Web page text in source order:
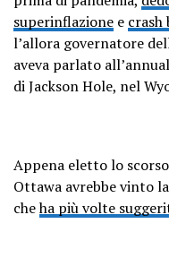
superinflazione e crash
l’allora governatore
aveva parlato
di Jackson Hole, nel
Appena eletto lo
Ottawa avrebbe vinto
cheha più volte